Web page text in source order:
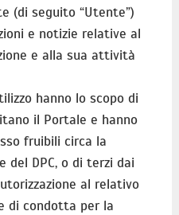
(di seguito “Utente”)
e notizie relative al
e alla sua attività
hanno lo scopo di
il Portale e hanno
fruibili circa la
DPC, o di terzi dai
al relativo
di condotta per la